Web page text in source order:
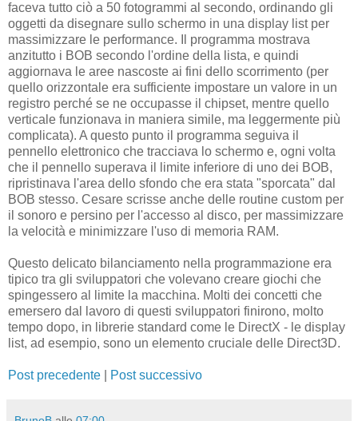
faceva tutto ciò a 50 fotogrammi al secondo, ordinando gli
oggetti da disegnare sullo schermo in una display list per
massimizzare le performance. Il programma mostrava
anzitutto i BOB secondo l'ordine della lista, e quindi
aggiornava le aree nascoste ai fini dello scorrimento (per
quello orizzontale era sufficiente impostare un valore in un
registro perché se ne occupasse il chipset, mentre quello
verticale funzionava in maniera simile, ma leggermente più
complicata). A questo punto il programma seguiva il
pennello elettronico che tracciava lo schermo e, ogni volta
che il pennello superava il limite inferiore di uno dei BOB,
ripristinava l'area dello sfondo che era stata "sporcata" dal
BOB stesso. Cesare scrisse anche delle routine custom per
il sonoro e persino per l'accesso al disco, per massimizzare
la velocità e minimizzare l'uso di memoria RAM.
Questo delicato bilanciamento nella programmazione era
tipico tra gli sviluppatori che volevano creare giochi che
spingessero al limite la macchina. Molti dei concetti che
emersero dal lavoro di questi sviluppatori finirono, molto
tempo dopo, in librerie standard come le DirectX - le display
list, ad esempio, sono un elemento cruciale delle Direct3D.
Post precedente Post successivo